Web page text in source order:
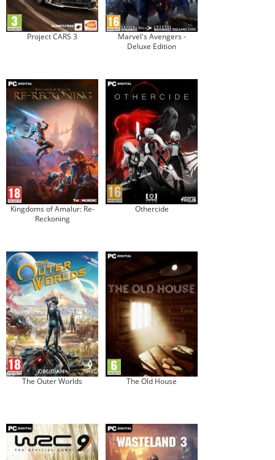
Project CARS 3
Marvel's Avengers -
Deluxe Edition
Kingdoms of Amalur: Re-
Reckoning
Othercide
The Outer Worlds The Old House